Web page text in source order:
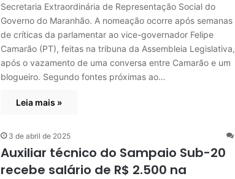
Secretaria Extraordinária de Representação Social do
Governo do Maranhão. A nomeação ocorre após semanas
de críticas da parlamentar ao vice-governador Felipe
Camarão (PT), feitas na tribuna da Assembleia Legislativa,
após o vazamento de uma conversa entre Camarão e um
blogueiro. Segundo fontes próximas ao…
Leia mais »
3 de abril de 2025
Auxiliar técnico do Sampaio Sub-20
recebe salário de R$ 2.500 na